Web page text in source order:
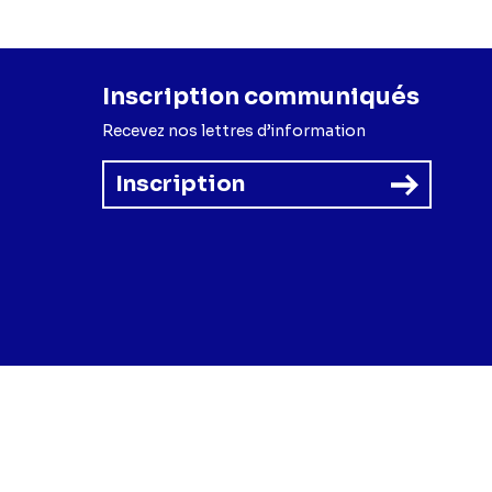
Inscription communiqués
Recevez nos lettres d’information
Inscription